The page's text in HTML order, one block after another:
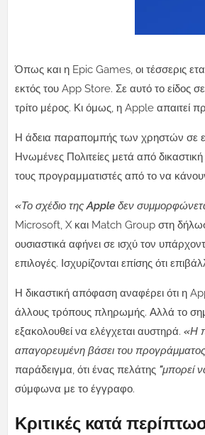
Όπως και η Epic Games, οι τέσσερις
εκτός του App Store. Σε αυτό το είδος
τρίτο μέρος. Κι όμως, η Apple απαιτεί
Η άδεια παραπομπής των χρηστών σε
Ηνωμένες Πολιτείες μετά από
τους προγραμματιστές από το να
«Το σχέδιο της Apple δεν
Microsoft, X και Match Group στη
ουσιαστικά αφήνει σε ισχύ τον
επιλογές. Ισχυρίζονται επίσης ότι
Η δικαστική απόφαση αναφέρει ότι η
άλλους τρόπους πληρωμής. Αλλά το
εξακολουθεί να ελέγχεται αυστηρά. «Η
απαγορευμένη βάσει του
παράδειγμα, ότι ένας πελάτης "μπορεί
σύμφωνα με το έγγραφο.
Κριτικές κατά